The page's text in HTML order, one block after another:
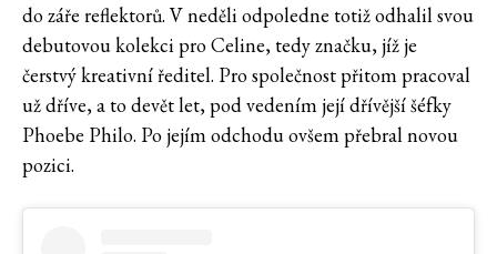
do záře reflektorů. V neděli odpoledne totiž odhalil svou
debutovou kolekci pro Celine, tedy značku, jíž je
čerstvý kreativní ředitel. Pro společnost přitom pracoval
už dříve, a to devět let, pod vedením její dřívější šéfky
Phoebe Philo. Po jejím odchodu ovšem přebral novou
pozici.